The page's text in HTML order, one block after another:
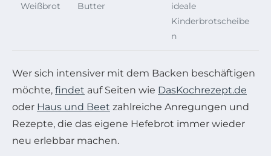
Weißbrot
Butter
ideale
Kinderbrotscheibe
n
Wer sich intensiver mit dem Backen beschäftigen
möchte, findet auf Seiten wie DasKochrezept.de
oder Haus und Beet zahlreiche Anregungen und
Rezepte, die das eigene Hefebrot immer wieder
neu erlebbar machen.